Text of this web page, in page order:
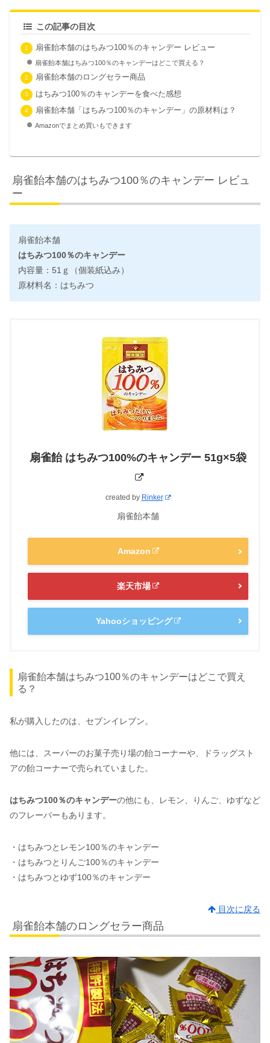
この記事の目次
扇雀飴本舗のはちみつ100％のキャンデー レビュー
扇雀飴本舗はちみつ100％のキャンデーはどこで買える？
扇雀飴本舗のロングセラー商品
はちみつ100％のキャンデーを食べた感想
扇雀飴本舗「はちみつ100％のキャンデー」の原材料は？
Amazonでまとめ買いもできます
扇雀飴本舗のはちみつ100％のキャンデー レビュ
ー
扇雀飴本舗
はちみつ100％のキャンデー
内容量：51ｇ（個装紙込み）
原材料名：はちみつ
扇雀飴 はちみつ100%のキャンデー 51g×5袋
created by Rinker
扇雀飴本舗
Amazon
楽天市場
Yahooショッピング
扇雀飴本舗はちみつ100％のキャンデーはどこで買え
る？
私が購入したのは、セブンイレブン。
他には、スーパーのお菓子売り場の飴コーナーや、ドラッグスト
アの飴コーナーで売られていました。
はちみつ100％のキャンデーの他にも、レモン、りんご、ゆずなど
のフレーバーもあります。
・はちみつとレモン100％のキャンデー
・はちみつとりんご100％のキャンデー
・はちみつとゆず100％のキャンデー
目次に戻る
扇雀飴本舗のロングセラー商品